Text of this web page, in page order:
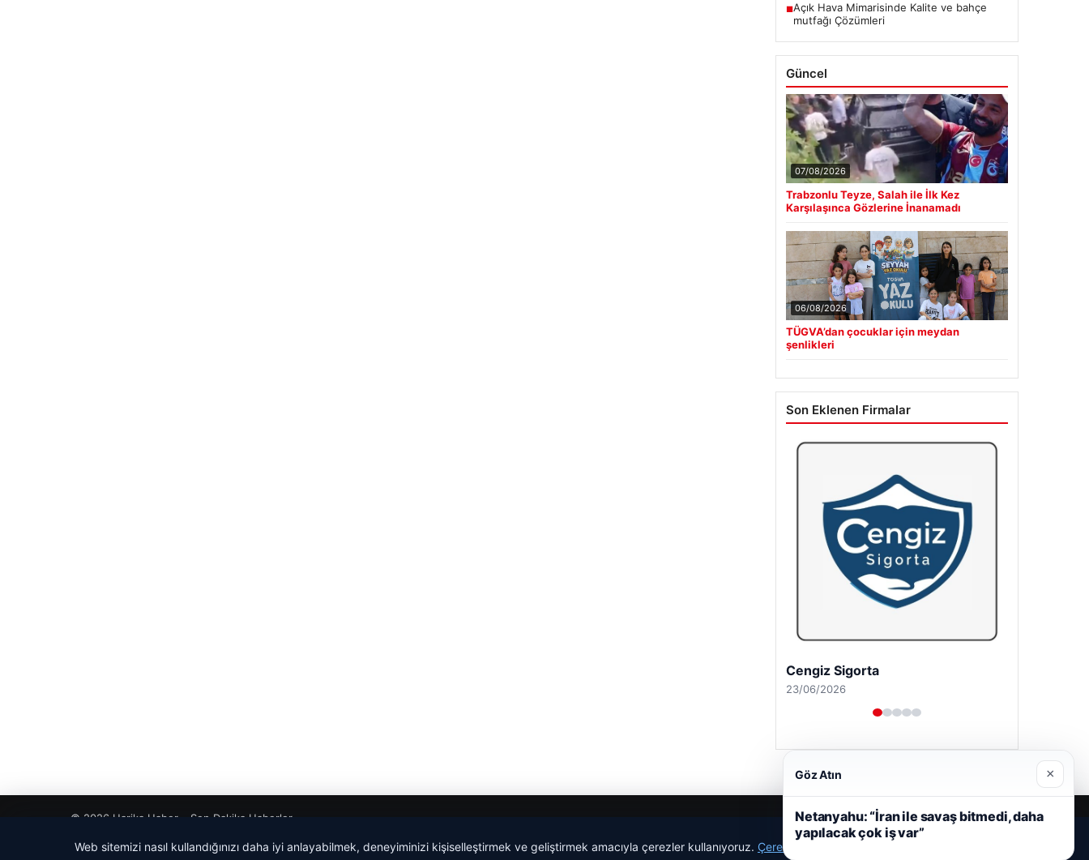
■Açık Hava Mimarisinde Kalite ve bahçe
mutfağı Çözümleri
Güncel
07/08/2026
Trabzonlu Teyze, Salah ile İlk Kez
Karşılaşınca Gözlerine İnanamadı
06/08/2026
TÜGVA’dan çocuklar için meydan
şenlikleri
Son Eklenen Firmalar
Cengiz Sigorta
23/06/2026
© 2026 Harika Haber – Son Dakika Haberler
Web sitemizi nasıl kullandığınızı daha iyi anlayabilmek, deneyiminizi kişiselleştirmek ve geliştirmek amacıyla çerezler kullanıyoruz. Çerez Politikamız
Göz Atın ×
Netanyahu: “İran ile savaş bitmedi, daha
yapılacak çok iş var”
Yeminli Tercüme Bürosu|Malta Dil Okulu|lemagrup.com.tr